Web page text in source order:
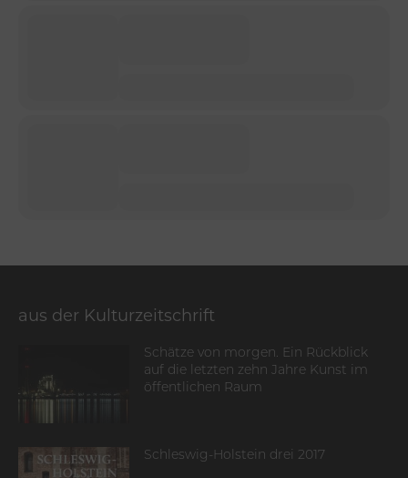
aus der Kulturzeitschrift
Schätze von morgen. Ein Rückblick
auf die letzten zehn Jahre Kunst im
öffentlichen Raum
Schleswig-Holstein drei 2017